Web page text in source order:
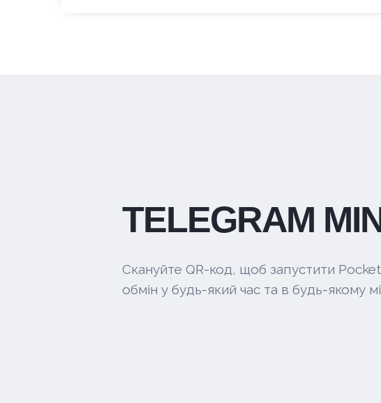
TELEGRAM
Скануйте QR-код, щоб запустити
обмін у будь-який час та в будь-якому